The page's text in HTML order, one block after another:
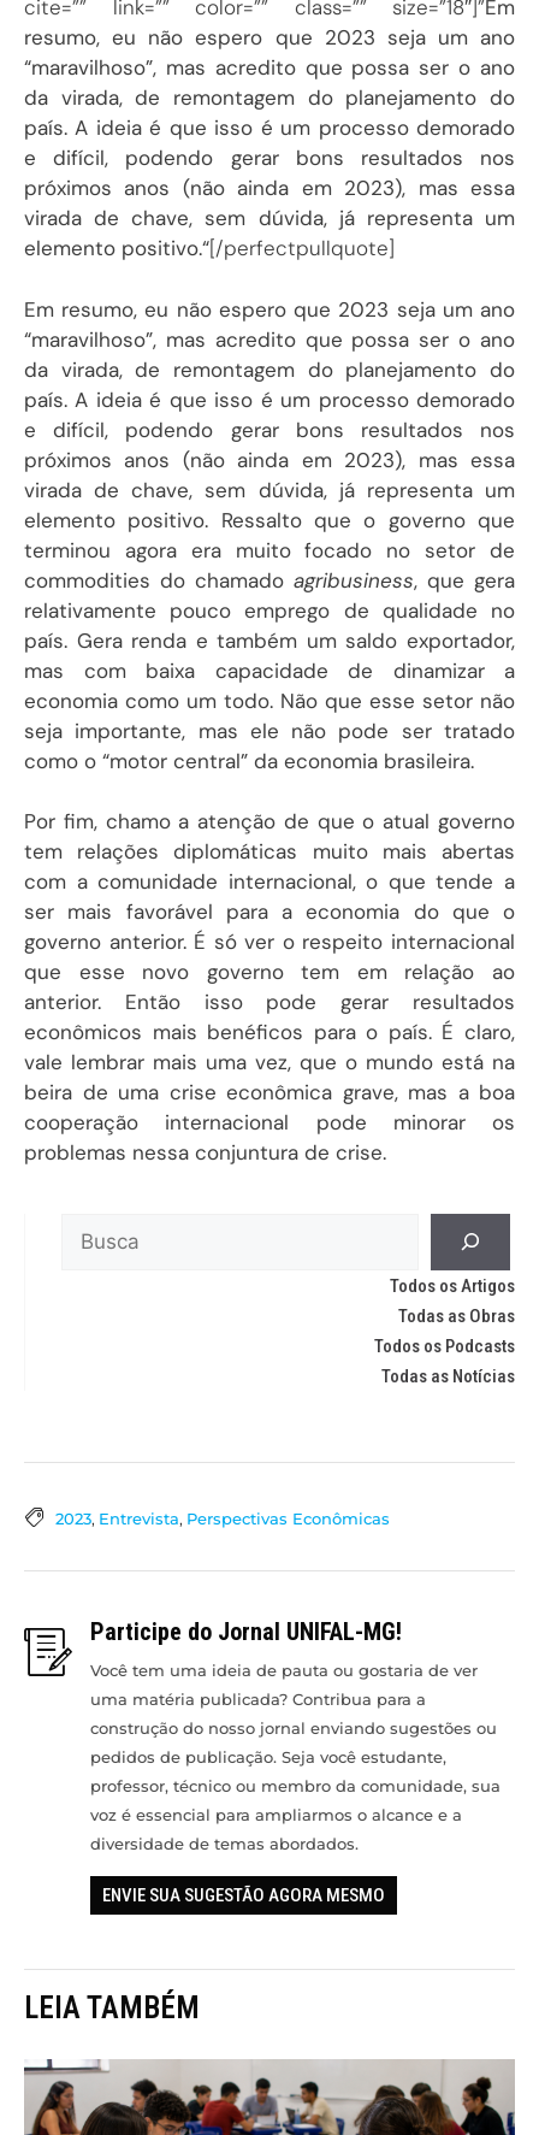
cite=”” link=”” color=”” class=”” size=”18″]”Em
resumo, eu não espero que 2023 seja um ano
“maravilhoso”, mas acredito que possa ser o ano
da virada, de remontagem do planejamento do
país. A ideia é que isso é um processo demorado
e difícil, podendo gerar bons resultados nos
próximos anos (não ainda em 2023), mas essa
virada de chave, sem dúvida, já representa um
elemento positivo.“[/perfectpullquote]
Em resumo, eu não espero que 2023 seja um ano
“maravilhoso”, mas acredito que possa ser o ano
da virada, de remontagem do planejamento do
país. A ideia é que isso é um processo demorado
e difícil, podendo gerar bons resultados nos
próximos anos (não ainda em 2023), mas essa
virada de chave, sem dúvida, já representa um
elemento positivo. Ressalto que o governo que
terminou agora era muito focado no setor de
commodities do chamado agribusiness, que gera
relativamente pouco emprego de qualidade no
país. Gera renda e também um saldo exportador,
mas com baixa capacidade de dinamizar a
economia como um todo. Não que esse setor não
seja importante, mas ele não pode ser tratado
como o “motor central” da economia brasileira.
Por fim, chamo a atenção de que o atual governo
tem relações diplomáticas muito mais abertas
com a comunidade internacional, o que tende a
ser mais favorável para a economia do que o
governo anterior. É só ver o respeito internacional
que esse novo governo tem em relação ao
anterior. Então isso pode gerar resultados
econômicos mais benéficos para o país. É claro,
vale lembrar mais uma vez, que o mundo está na
beira de uma crise econômica grave, mas a boa
cooperação internacional pode minorar os
problemas nessa conjuntura de crise.
Todos os Artigos
Todas as Obras
Todos os Podcasts
Todas as Notícias
2023, Entrevista, Perspectivas Econômicas
Participe do Jornal UNIFAL-MG!
Você tem uma ideia de pauta ou gostaria de ver
uma matéria publicada? Contribua para a
construção do nosso jornal enviando sugestões ou
pedidos de publicação. Seja você estudante,
professor, técnico ou membro da comunidade, sua
voz é essencial para ampliarmos o alcance e a
diversidade de temas abordados.
ENVIE SUA SUGESTÃO AGORA MESMO
LEIA TAMBÉM